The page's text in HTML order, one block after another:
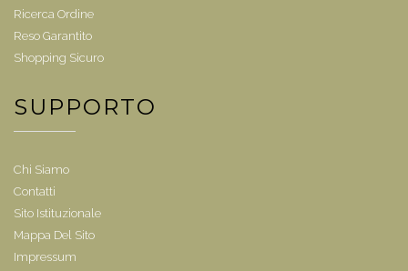
Ricerca Ordine
Reso Garantito
Shopping Sicuro
SUPPORTO
Chi Siamo
Contatti
Sito Istituzionale
Mappa Del Sito
Impressum